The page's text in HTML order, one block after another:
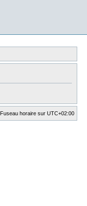
Fuseau horaire sur UTC+02:00